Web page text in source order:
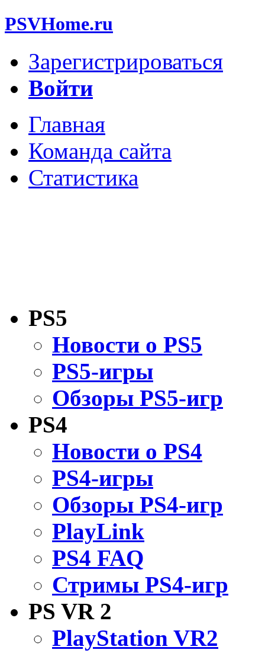
PSVHome.ru
Зарегистрироваться
Войти
Главная
Команда сайта
Статистика
PS5
Новости о PS5
PS5-игры
Обзоры PS5-игр
PS4
Новости о PS4
PS4-игры
Обзоры PS4-игр
PlayLink
PS4 FAQ
Стримы PS4-игр
PS VR 2
PlayStation VR2